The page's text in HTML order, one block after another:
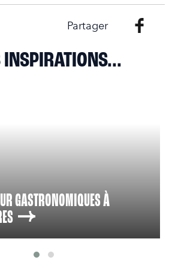
Partager
INSPIRATIONS...
GASTRONOMIQUES À